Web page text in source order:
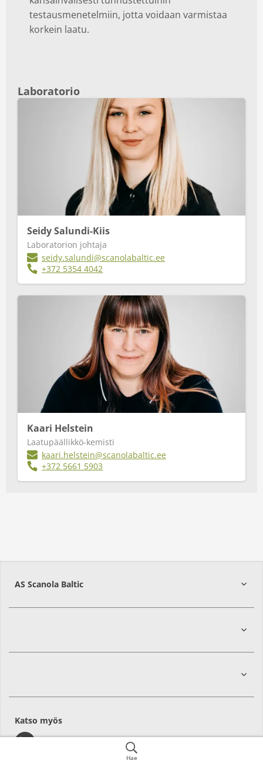
Hae
testausmenetelmiin, jotta voidaan varmistaa
korkein laatu.
Laboratorio
Seidy Salundi-Kiis
Laboratorion johtaja
seidy.salundi@scanolabaltic.ee
+372 5354 4042
Kaari Helstein
Laatupäällikkö-kemisti
kaari.helstein@scanolabaltic.ee
+372 5661 5903
AS Scanola Baltic
Katso myös